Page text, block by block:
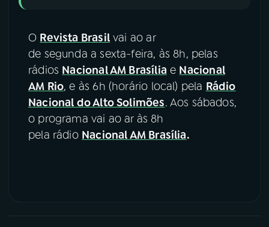
O Revista Brasilvai ao ar
de segunda a sexta-feira, às 8h, pelas
rádios Nacional AM Brasília e Nacional
AM Rio, e às 6h (horário local) pela Rádio
Nacional do Alto Solimões. Aos sábados,
o programa vai ao ar às 8h
pela rádio Nacional AM Brasília.